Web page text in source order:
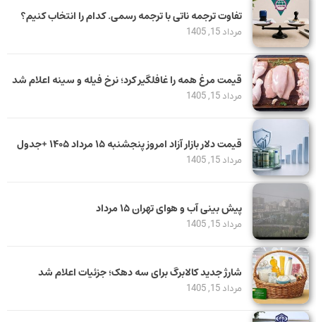
تفاوت ترجمه ناتی با ترجمه رسمی. کدام را انتخاب کنیم؟
مرداد 15, 1405
قیمت مرغ همه را غافلگیر کرد؛ نرخ فیله و سینه اعلام شد
مرداد 15, 1405
قیمت دلار بازار آزاد امروز پنجشنبه ۱۵ مرداد ۱۴۰۵ +جدول
مرداد 15, 1405
پیش بینی آب و هوای تهران ۱۵ مرداد
مرداد 15, 1405
شارژ جدید کالابرگ برای سه دهک؛ جزئیات اعلام شد
مرداد 15, 1405